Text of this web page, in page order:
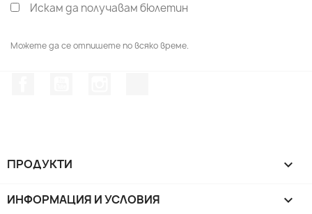
Искам да получавам бюлетин
Можете да се отпишете по всяко време.
ПРОДУКТИ 
ИНФОРМАЦИЯ И УСЛОВИЯ 